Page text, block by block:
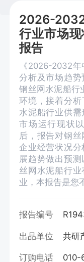
2026-
行业市场
报告
《2026-2032
分析及市场趋
钢丝网水泥船行
环境，接着分
水泥船行业供
市场运行现状
后，报告对钢
企业经营状况
展趋势做出预
丝网水泥船行
业，本报告是您
报告编号
出品单位 共研
订购电话 010-